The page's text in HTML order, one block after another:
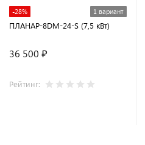
-28% 1 вариант
ПЛАНАР-8DM-24-S (7,5 кВт)
36 500 ₽
Рейтинг: